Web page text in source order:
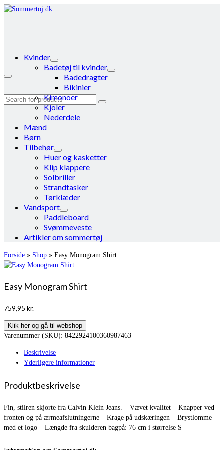
Search
Kvinder
Badetøj til kvinder
Badedragter
Bikinier
Kimonoer
Kjoler
Nederdele
Mænd
Børn
Tilbehør
Huer og kasketter
Klip klappere
Solbriller
Strandtasker
Tørklæder
Vandsport
Paddleboard
Svømmeveste
Artikler om sommertøj
Forside » Shop » Easy Monogram Shirt
Easy Monogram Shirt
759,95 kr.
Klik her og gå til webshop
Varenummer (SKU): 8422924100360987463
Beskrivelse
Yderligere informationer
Produktbeskrivelse
Fin, stilren skjorte fra Calvin Klein Jeans. – Vævet kvalitet – Knapper ved
fronten og på ærmeafslutningerne – Krage på udskæringen – Brystlomme
med et logo – Længde fra skulderen bagpå: 76 cm i størrelse S